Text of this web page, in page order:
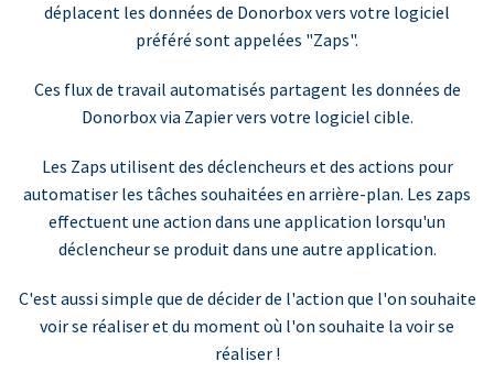
déplacent les données de Donorbox vers votre logiciel
préféré sont appelées "Zaps".
Ces flux de travail automatisés partagent les données de
Donorbox via Zapier vers votre logiciel cible.
Les Zaps utilisent des déclencheurs et des actions pour
automatiser les tâches souhaitées en arrière-plan. Les zaps
effectuent une action dans une application lorsqu'un
déclencheur se produit dans une autre application.
C'est aussi simple que de décider de l'action que l'on souhaite
voir se réaliser et du moment où l'on souhaite la voir se
réaliser !